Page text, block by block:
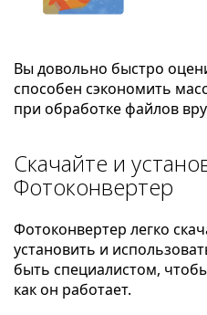
Вы довольно быстро
способен сэкономить
при обработке файлов
Скачайте и
Фотоконвертер
Фотоконвертер легко
установить и
быть специалистом,
как он работает.